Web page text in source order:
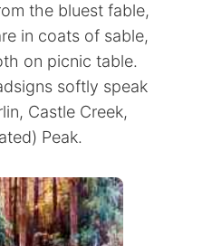
the bluest fable,
in coats of sable,
on picnic table.
softly speak
Castle Creek,
Peak.